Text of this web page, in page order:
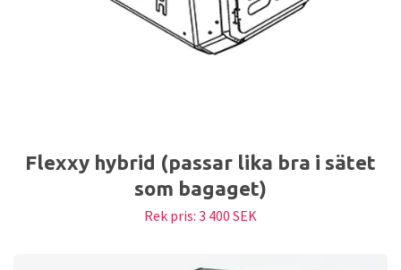
Flexxy hybrid (passar lika bra i sätet
som bagaget)
Rek pris: 3 400 SEK